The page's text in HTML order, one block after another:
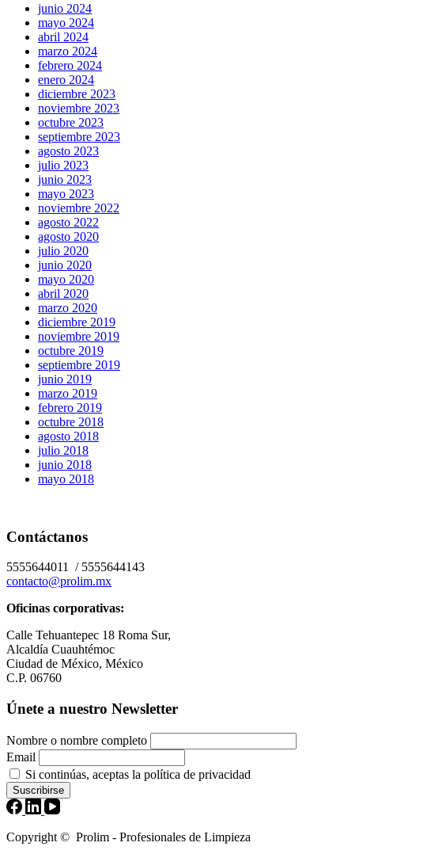
junio 2024
mayo 2024
abril 2024
marzo 2024
febrero 2024
enero 2024
diciembre 2023
noviembre 2023
octubre 2023
septiembre 2023
agosto 2023
julio 2023
junio 2023
mayo 2023
noviembre 2022
agosto 2022
agosto 2020
julio 2020
junio 2020
mayo 2020
abril 2020
marzo 2020
diciembre 2019
noviembre 2019
octubre 2019
septiembre 2019
junio 2019
marzo 2019
febrero 2019
octubre 2018
agosto 2018
julio 2018
junio 2018
mayo 2018
Contáctanos
5555644011 / 5555644143
contacto@prolim.mx
Oficinas corporativas:
Calle Tehuantepec 18 Roma Sur,
Alcaldía Cuauhtémoc
Ciudad de México, México
C.P. 06760
Únete a nuestro Newsletter
Nombre o nombre completo
Email
Si continúas, aceptas la política de privacidad
Copyright © Prolim - Profesionales de Limpieza